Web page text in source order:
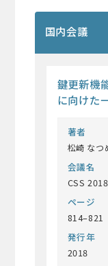
国内会議
鍵更新機
に向けた
著者
松崎 なつ
会議名
CSS 2018
ページ
814–821
発行年
2018